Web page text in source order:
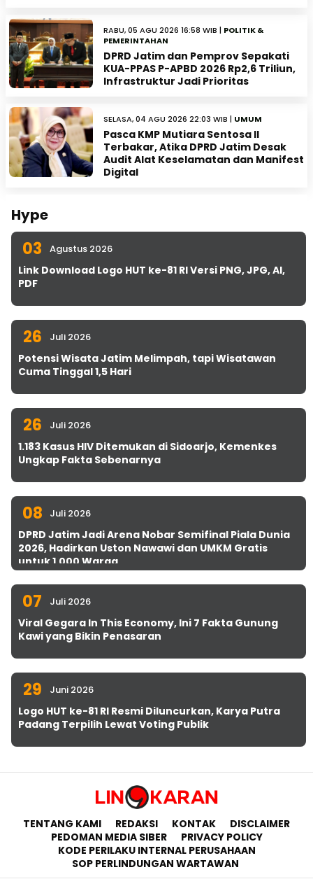
RABU, 05 AGU 2026 16:58 WIB | POLITIK &
PEMERINTAHAN
DPRD Jatim dan Pemprov Sepakati
KUA-PPAS P-APBD 2026 Rp2,6 Triliun,
Infrastruktur Jadi Prioritas
SELASA, 04 AGU 2026 22:03 WIB | UMUM
Pasca KMP Mutiara Sentosa II
Terbakar, Atika DPRD Jatim Desak
Audit Alat Keselamatan dan Manifest
Digital
Hype
03 Agustus 2026
Link Download Logo HUT ke-81 RI Versi PNG, JPG, AI,
PDF
26 Juli 2026
Potensi Wisata Jatim Melimpah, tapi Wisatawan
Cuma Tinggal 1,5 Hari
26 Juli 2026
1.183 Kasus HIV Ditemukan di Sidoarjo, Kemenkes
Ungkap Fakta Sebenarnya
08 Juli 2026
DPRD Jatim Jadi Arena Nobar Semifinal Piala Dunia
2026, Hadirkan Uston Nawawi dan UMKM Gratis
untuk 1.000 Warga
07 Juli 2026
Viral Gegara In This Economy, Ini 7 Fakta Gunung
Kawi yang Bikin Penasaran
29 Juni 2026
Logo HUT ke-81 RI Resmi Diluncurkan, Karya Putra
Padang Terpilih Lewat Voting Publik
TENTANG KAMI REDAKSI KONTAK
DISCLAIMER
PEDOMAN MEDIA SIBER
PRIVACY POLICY
KODE PERILAKU INTERNAL PERUSAHAAN
SOP PERLINDUNGAN WARTAWAN